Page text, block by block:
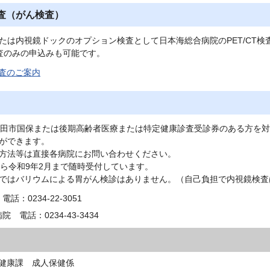
（がん検査）
は内視鏡ドックのオプション検査として日本海総合病院のPET/CT検
みの申込みも可能です。
のご案内
市国保または後期高齢者医療または特定健康診査受診券のある方を
できます。
法等は直接各病院にお問い合わせください。
令和9年2月まで随時受付しています。
はバリウムによる胃がん検診はありません。（自己負担で内視鏡検
話：0234-22-3051
院 電話：0234-43-3434
康課 成人保健係